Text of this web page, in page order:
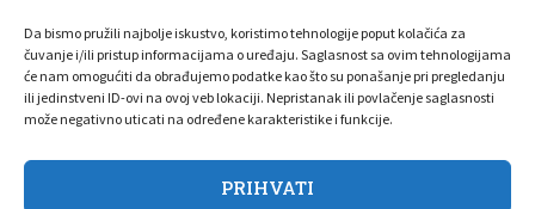
Da bismo pružili najbolje iskustvo, koristimo tehnologije poput kolačića za
čuvanje i/ili pristup informacijama o uređaju. Saglasnost sa ovim tehnologijama
će nam omogućiti da obrađujemo podatke kao što su ponašanje pri pregledanju
ili jedinstveni ID-ovi na ovoj veb lokaciji. Nepristanak ili povlačenje saglasnosti
može negativno uticati na određene karakteristike i funkcije.
PRIHVATI